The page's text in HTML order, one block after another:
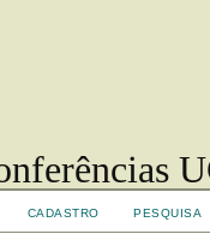
CADASTRO PESQUISA